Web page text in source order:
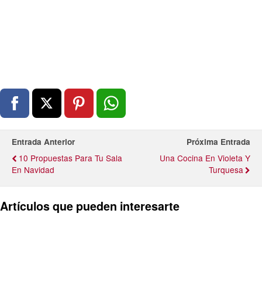
Entrada Anterior
10 Propuestas Para Tu Sala
En Navidad
Próxima Entrada
Una Cocina En Violeta Y
Turquesa
Artículos que pueden interesarte